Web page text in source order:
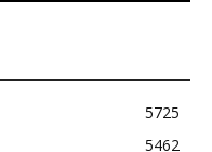
5725
5462